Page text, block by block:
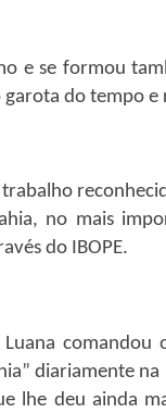
e se formou
do tempo e
no mais
do IBOPE.
diariamente
lhe deu ainda